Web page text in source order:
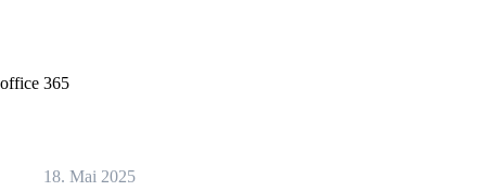
office 365
18. Mai 2025